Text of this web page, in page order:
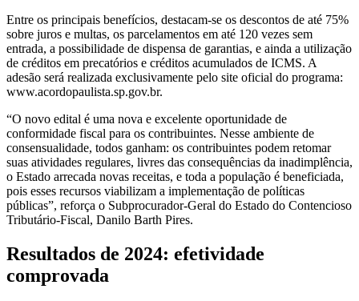
Entre os principais benefícios, destacam-se os descontos de até 75%
sobre juros e multas, os parcelamentos em até 120 vezes sem
entrada, a possibilidade de dispensa de garantias, e ainda a utilização
de créditos em precatórios e créditos acumulados de ICMS. A
adesão será realizada exclusivamente pelo site oficial do programa:
www.acordopaulista.sp.gov.br.
“O novo edital é uma nova e excelente oportunidade de
conformidade fiscal para os contribuintes. Nesse ambiente de
consensualidade, todos ganham: os contribuintes podem retomar
suas atividades regulares, livres das consequências da inadimplência,
o Estado arrecada novas receitas, e toda a população é beneficiada,
pois esses recursos viabilizam a implementação de políticas
públicas”, reforça o Subprocurador-Geral do Estado do Contencioso
Tributário-Fiscal, Danilo Barth Pires.
Resultados de 2024: efetividade
comprovada